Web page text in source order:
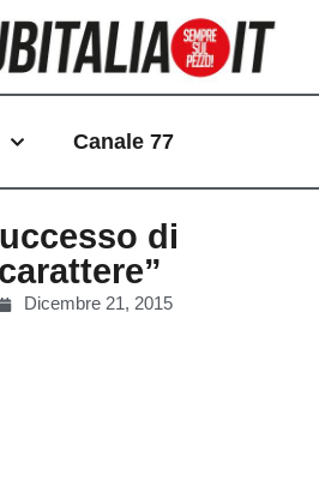
Canale 77
di
Dicembre 21, 2015